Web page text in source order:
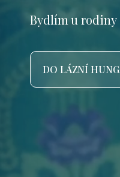
Bydlím u rodiny
DO LÁZNÍ